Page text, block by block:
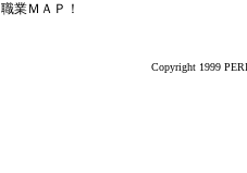
職業ＭＡＰ！
Copyright 1999